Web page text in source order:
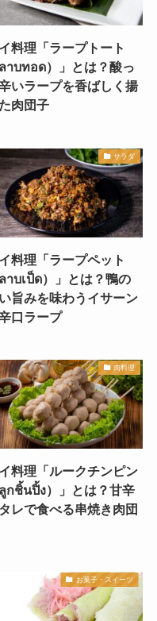
料理「ラープトート
ลาบทอด）」とは？酸っ
いラープを香ばしく揚
肉団子
サラダ
料理「ラープペット
ลาบเป็ด）」とは？鴨の
旨みを味わうイサーン
口ラープ
肉料理
料理「ルークチンピン
ลูกชิ้นปิ้ง）」とは？甘辛
レで食べる串焼き肉団
お菓子・スイーツ